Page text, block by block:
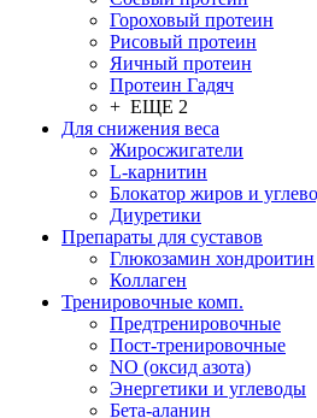
Гороховый протеин
Рисовый протеин
Яичный протеин
Протеин Гадяч
+ ЕЩЕ 2
Для снижения веса
Жиросжигатели
L-карнитин
Блокатор жиров и
Диуретики
Препараты для суставов
Глюкозамин хондроитин
Коллаген
Тренировочные комп.
Предтренировочные
Пост-тренировочные
NO (оксид азота)
Энергетики и углеводы
Бета-аланин